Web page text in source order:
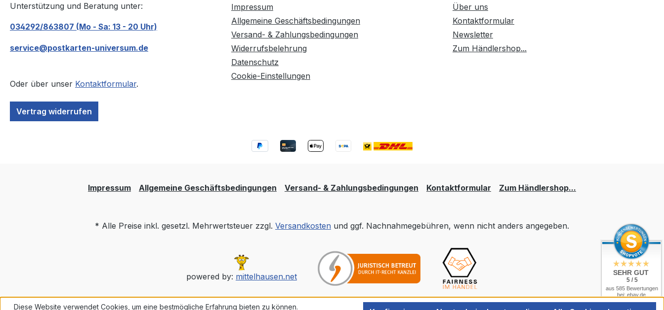
Unterstützung und Beratung unter:
034292/863807 (Mo - Sa: 13 - 20 Uhr)
service@postkarten-universum.de
Oder über unser Kontaktformular.
Vertrag widerrufen
Impressum
Allgemeine Geschäftsbedingungen
Versand- & Zahlungsbedingungen
Widerrufsbelehrung
Datenschutz
Cookie-Einstellungen
Über uns
Kontaktformular
Newsletter
Zum Händlershop...
Impressum Allgemeine Geschäftsbedingungen Versand- & Zahlungsbedingungen Kontaktformular Zum Händlershop...
* Alle Preise inkl. gesetzl. Mehrwertsteuer zzgl. Versandkosten und ggf. Nachnahmegebühren, wenn nicht anders angegeben.
powered by: mittelhausen.net
Diese Website verwendet Cookies, um eine bestmögliche Erfahrung bieten zu können.
SEHR GUT
5 / 5
aus 585 Bewertungen
bei: ebay.de,
amazon.de,
shopvote.de